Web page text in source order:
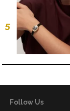
5
Follow Us